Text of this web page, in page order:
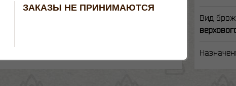
Вид
ЗАКАЗЫ НЕ ПРИНИМАЮТСЯ